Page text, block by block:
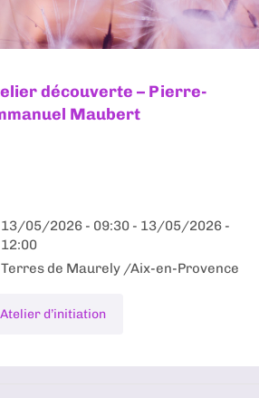
découverte – Pierre-
Maubert
13/05/2026 - 09:30 - 13/05/2026 -
12:00
Terres de Maurely /Aix-en-Provence
Atelier d’initiation